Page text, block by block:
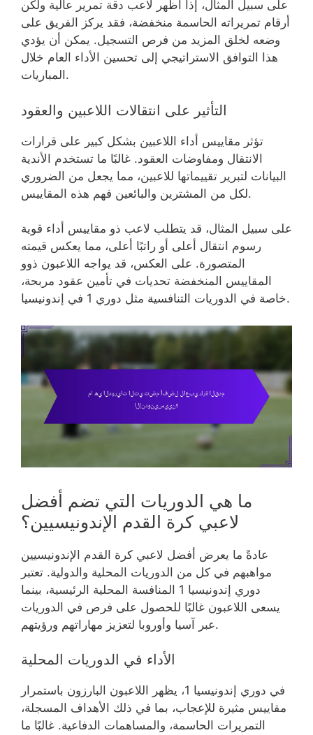
على سبيل المثال، إذا أظهر لاعب دقة تمرير عالية ولكن
أرقام تمريراته الحاسمة منخفضة، فقد يركز الفريق على
وضعه لخلق المزيد من فرص التسجيل. يمكن أن يؤدي
هذا التوافق الاستراتيجي إلى تحسين الأداء العام خلال
المباريات.
التأثير على انتقالات اللاعبين والعقود
تؤثر مقاييس أداء اللاعبين بشكل كبير على قرارات
الانتقال ومفاوضات العقود. غالبًا ما تستخدم الأندية
البيانات لتبرير تقييماتها للاعبين، مما يجعل من الضروري
لكل من المشترين والبائعين فهم هذه المقاييس.
على سبيل المثال، قد يتطلب لاعب ذو مقاييس أداء قوية
رسوم انتقال أعلى أو راتبًا أعلى، مما يعكس قيمته
المتصورة. على العكس، قد يواجه اللاعبون ذوو
المقاييس المنخفضة تحديات في تأمين عقود مربحة،
خاصة في الدوريات التنافسية مثل دوري 1 في إندونيسيا.
ما هي الدوريات التي تضم أفضل
لاعبي كرة القدم الإندونيسيين؟
عادةً ما يعرض أفضل لاعبي كرة القدم الإندونيسيين
مواهبهم في كل من الدوريات المحلية والدولية. تعتبر
دوري إندونيسيا 1 المنافسة المحلية الرئيسية، بينما
يسعى اللاعبون غالبًا للحصول على فرص في الدوريات
عبر آسيا وأوروبا لتعزيز مهاراتهم ورؤيتهم.
الأداء في الدوريات المحلية
في دوري إندونيسيا 1، يظهر اللاعبون البارزون باستمرار
مقاييس مثيرة للإعجاب، بما في ذلك الأهداف المسجلة،
التمريرات الحاسمة، والمساهمات الدفاعية. غالبًا ما